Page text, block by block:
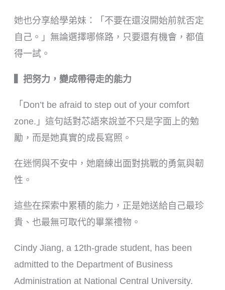
她也分享給學弟妹：「不要在還沒開始前就否定
自己。」無論選擇哪條路，只要還有機會，都值
得一試。
▍把努力，變成帶得走的能力
「Don’t be afraid to step out of your comfort
zone.」這句話對芯語來說並不只是字面上的勉
勵，而是她真實的成長寫照。
在迷惘與不安中，她磨練出面對挑戰的勇氣與韌
性。
這些在探索中累積的能力，正是她送給自己最珍
貴、也最無可取代的畢業禮物。
Cindy Jiang, a 12th-grade student, has been
admitted to the Department of Business
Administration at National Central University.